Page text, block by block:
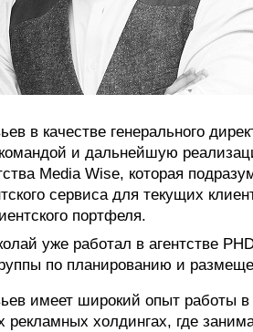
в качестве генерального
и дальнейшую
Media Wise, которая
сервиса для текущих
портфеля.
уже работал в агентстве
по планированию и
имеет широкий опыт работы
холдингах, где